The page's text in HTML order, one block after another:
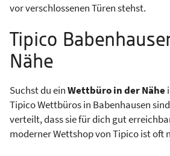
vor verschlossenen Türen stehst.
Tipico
Nähe
Suchst du einWettbüro in der Nähe
Tipico Wettbüros in Babenhausen
verteilt, dass sie für dich gut
moderner Wettshop von Tipico ist oft